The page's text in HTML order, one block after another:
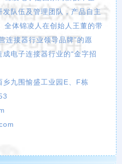
队伍及管理团队，产品自主
全体锦凌人在创始人王董的带
连接器行业领导品牌”的愿
电子连接器行业的“金字招
九围愉盛工业园E、F栋